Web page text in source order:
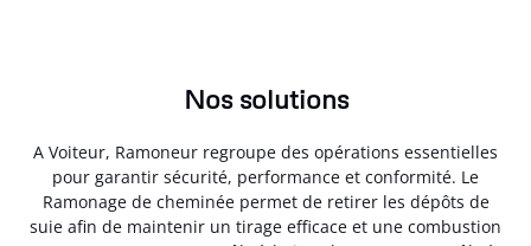
Nos solutions
A Voiteur, Ramoneur regroupe des opérations essentielles
pour garantir sécurité, performance et conformité. Le
Ramonage de cheminée permet de retirer les dépôts de
suie afin de maintenir un tirage efficace et une combustion